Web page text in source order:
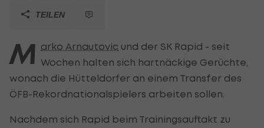
TEILEN
M arko Arnautovic und der SK Rapid - seit
Wochen halten sich hartnäckige Gerüchte,
wonach die Hütteldorfer an einem Transfer des
ÖFB-Rekordnationalspielers arbeiten sollen.
Nachdem sich Rapid beim Trainingsauftakt zu